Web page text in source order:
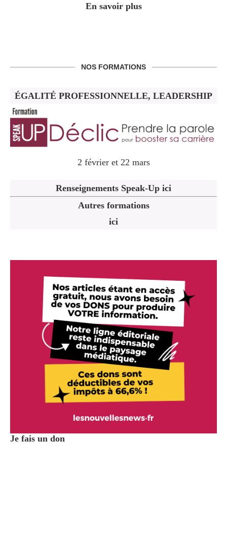
En savoir plus
NOS FORMATIONS
ÉGALITÉ PROFESSIONNELLE, LEADERSHIP
2 février et 22 mars
Renseignements Speak-Up ici
Autres formations
ici
Je fais un don